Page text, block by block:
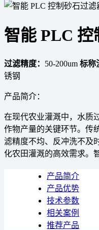
智能 PLC
过滤精度： 50-200um 标称
锈钢
产品简介：
在现代农业灌溉中，水质
作物产量的关键环节。传
滤精度不均、反冲洗不及
化农田灌溉的高效需求。
产品简介
产品优势
技术参数
相关案例
推荐产品